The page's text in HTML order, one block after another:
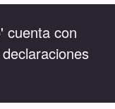
cuenta con